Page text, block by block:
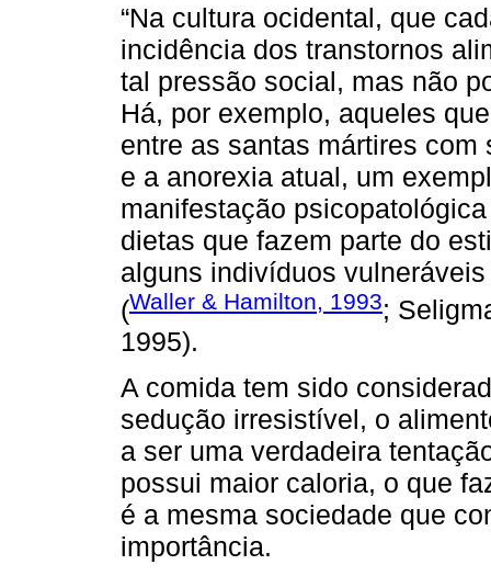
“Na cultura ocidental, que
incidência dos transtornos
tal pressão social, mas não
Há, por exemplo, aqueles
entre as santas mártires
e a anorexia atual, um
manifestação
dietas que fazem parte do
alguns indivíduos
(Waller & Hamilton, 1993;
1995).
A comida tem sido
sedução irresistível, o
a ser uma verdadeira
possui maior caloria, o que
é a mesma sociedade que
importância.